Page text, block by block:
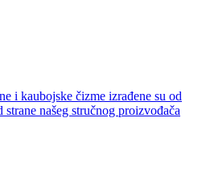
i kaubojske čizme izrađene su od
našeg stručnog proizvođača